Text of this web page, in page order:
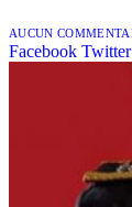
AUCUN
Facebook Twitter